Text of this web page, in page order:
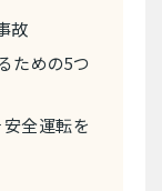
故
ための5つ
全運転を